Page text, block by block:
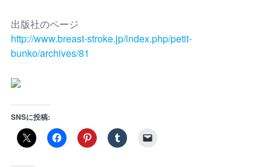
出版社のページ
http://www.breast-stroke.jp/index.php/petit-
bunko/archives/81
SNSに投稿: